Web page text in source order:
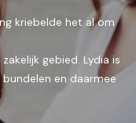
kriebelde het al om
gebied. Lydia is
en daarmee